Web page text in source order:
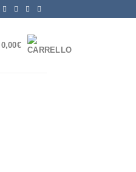
0,00€